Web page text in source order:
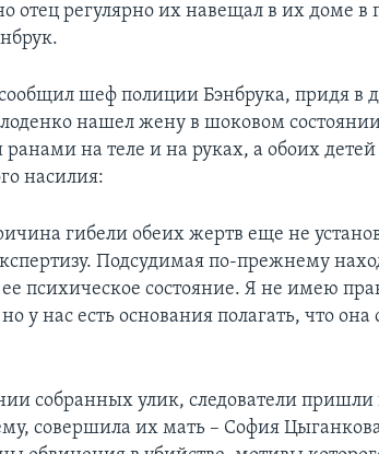
отец регулярно их навещал в их доме в
шеф полиции Бэнбрука, придя в
нашел жену в шоковом
на теле и на руках, а обоих
насилия:
гибели обеих жертв еще не
Подсудимая по-прежнему
психическое состояние. Я не имею
у нас есть основания полагать, что
собранных улик, следователи пришли
совершила их мать – София